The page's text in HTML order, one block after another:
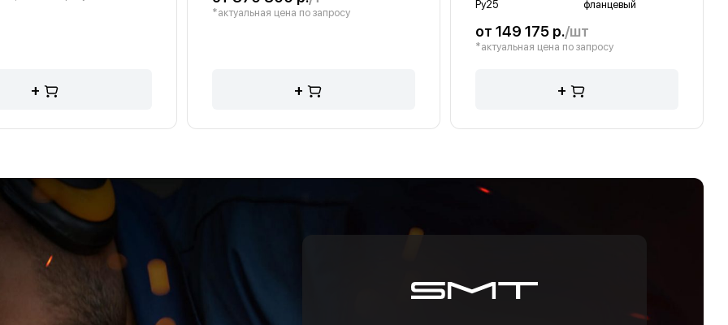
+
*актуальная цена по запросу
+
Ру25 фланцевый
от 149 175 р./шт
*актуальная цена по запросу
+